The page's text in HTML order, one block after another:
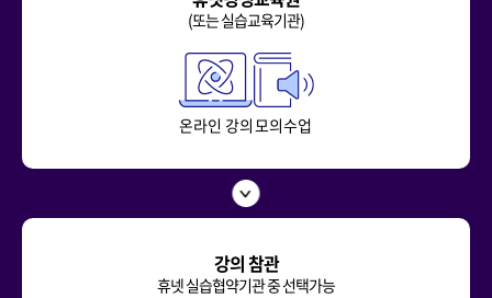
(또는 실습교육기관)
온라인 강의모의수업
강의 참관
휴넷 실습협약기관 중 선택가능